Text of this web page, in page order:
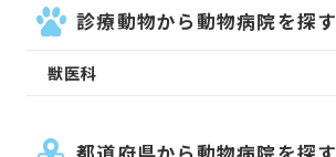
診療動物から動物病院を探す
獣医科